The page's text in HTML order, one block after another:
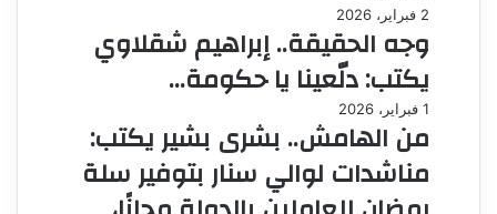
2 فبراير، 2026
وجه الحقيقة.. إبراهيم شقلاوي
يكتب: دلّعينا يا حكومة…
1 فبراير، 2026
من الهامش.. بشرى بشير يكتب:
مناشدات لوالي سنار بتوفير سلة